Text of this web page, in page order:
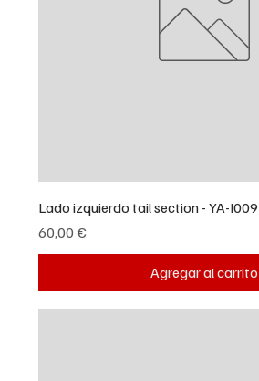
Lado izquierdo tail section - YA-I009
Precio
60,00 €
Agregar al carrito